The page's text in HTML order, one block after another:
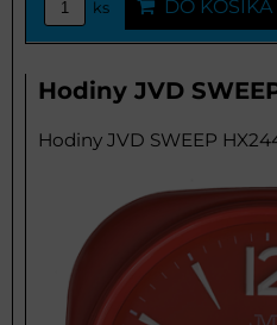
ks DO KOŠÍKA
Hodiny JVD
Hodiny JVD SWEEP